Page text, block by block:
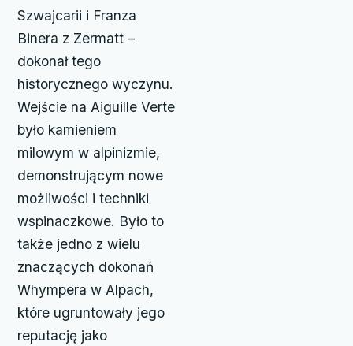
Szwajcarii i Franza
Binera z Zermatt –
dokonał tego
historycznego wyczynu.
Wejście na Aiguille Verte
było kamieniem
milowym w alpinizmie,
demonstrującym nowe
możliwości i techniki
wspinaczkowe. Było to
także jedno z wielu
znaczących dokonań
Whympera w Alpach,
które ugruntowały jego
reputację jako